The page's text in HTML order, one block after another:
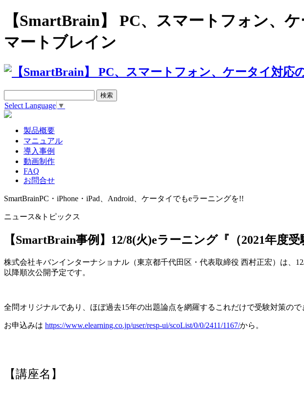
【SmartBrain】 PC、スマートフォン、
マートブレイン
Select Language ▼
製品概要
マニュアル
導入事例
動画制作
FAQ
お問合せ
SmartBrainPC・iPhone・iPad、Android、ケータイでもeラーニングを!!
ニュース&トピックス
【SmartBrain事例】12/8(火)eラーニング『（2021年度
株式会社キバンインターナショナル（東京都千代田区・代表取締役 西村正宏）は、
以降順次公開予定です。
全問オリジナルであり、ほぼ過去15年の出題論点を網羅するこれだけで受験対策ので
お申込みは https://www.elearning.co.jp/user/resp-ui/scoList/0/0/2411/1167/から。
【講座名】